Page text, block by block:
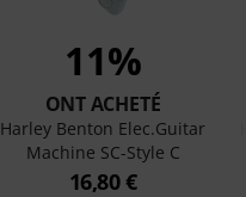
11%
ONT ACHETÉ
Harley Benton Elec.Guitar
Machine SC-Style C
16,80 €